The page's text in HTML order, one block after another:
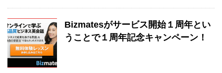
Bizmatesがサービス開始１周年とい
うことで１周年記念キャンペーン！